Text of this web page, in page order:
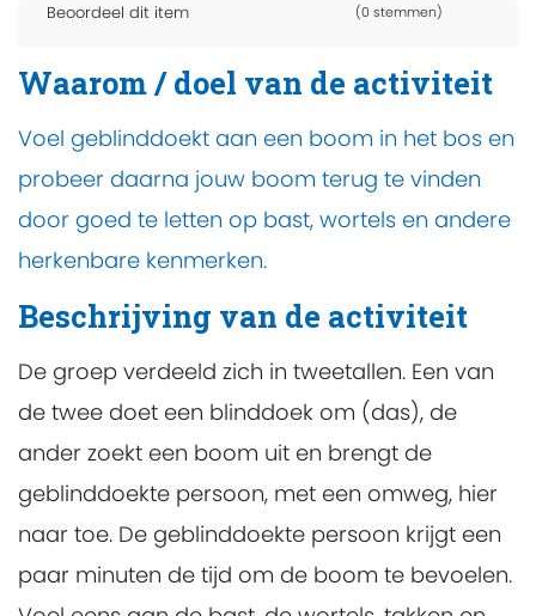
Beoordeel dit item (0 stemmen)
Waarom / doel van de activiteit
Voel geblinddoekt aan een boom in het bos en
probeer daarna jouw boom terug te vinden
door goed te letten op bast, wortels en andere
herkenbare kenmerken.
Beschrijving van de activiteit
De groep verdeeld zich in tweetallen. Een van
de twee doet een blinddoek om (das), de
ander zoekt een boom uit en brengt de
geblinddoekte persoon, met een omweg, hier
naar toe. De geblinddoekte persoon krijgt een
paar minuten de tijd om de boom te bevoelen.